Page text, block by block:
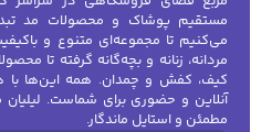
مستقیم پوشاک و محصولات مد
می‌کنیم تا مجموعه‌ای متنوع و
مردانه، زنانه و بچه‌گانه گرفته تا
کیف، کفش و چمدان. همه این‌ها با
آنلاین و حضوری برای شماست.
مطمئن و استایل ماندگار.